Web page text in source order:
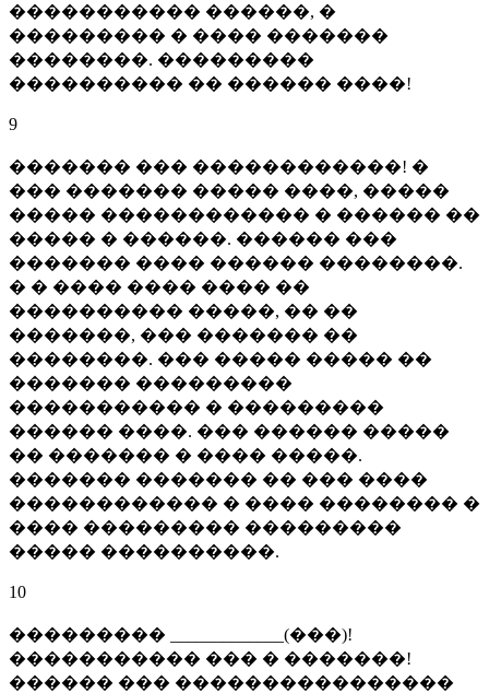
����������� ������, �
��������� � ���� �������
��������. ���������
���������� �� ������ ����!
9
������� ��� ������������! �
��� ������� ����� ����, �����
����� ������������ � ������ ��
����� � ������. ������ ���
������� ���� ������ ��������.
� � ���� ���� ���� ��
���������� �����, �� ��
�������, ��� ������� ��
��������. ��� ����� ����� ��
������� ���������
����������� � ���������
������ ����. ��� ������ �����
�� ������� � ���� �����.
������� ������� �� ��� ����
������������ � ���� �������� �
���� ��������� ���������
����� ����������.
10
��������� _____________(���)!
����������� ��� � �������!
������ ��� ����������������